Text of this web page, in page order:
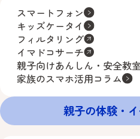
スマートフォン
キッズケータイ
フィルタリング
イマドコサーチ
親子向けあんしん・安全教
家族のスマホ活用コラム
親子の体験・